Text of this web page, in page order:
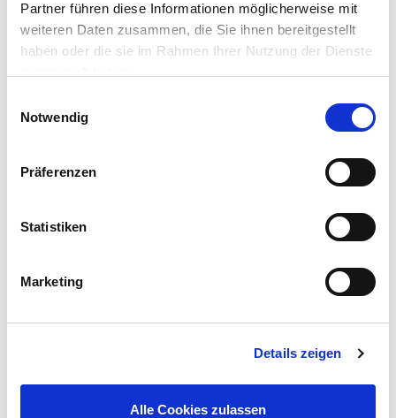
Partner führen diese Informationen möglicherweise mit
weiteren Daten zusammen, die Sie ihnen bereitgestellt
haben oder die sie im Rahmen Ihrer Nutzung der Dienste
Notwendig
Präferenzen
Statistiken
Marketing
Details zeigen
Alle Cookies zulassen
ZUBEHÖR UND PASSENDE ARTIKEL:
Der Akku Bohrhammer von GERMANIA® mit Zusatzhandgriff ist